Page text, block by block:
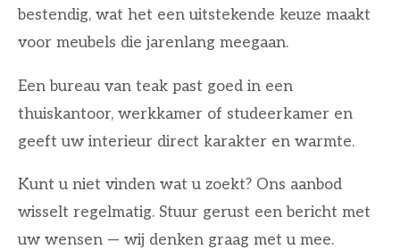
bestendig, wat het een uitstekende keuze maakt
voor meubels die jarenlang meegaan.
Een bureau van teak past goed in een
thuiskantoor, werkkamer of studeerkamer en
geeft uw interieur direct karakter en warmte.
Kunt u niet vinden wat u zoekt? Ons aanbod
wisselt regelmatig. Stuur gerust een bericht met
uw wensen — wij denken graag met u mee.